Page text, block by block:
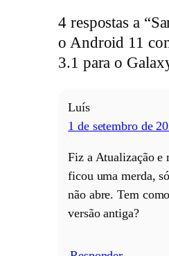
4 respostas a
o Android 11
3.1 para o
Luís
1 de setembro de
Fiz a Atualização e
ficou uma merda,
não abre. Tem
versão antiga?